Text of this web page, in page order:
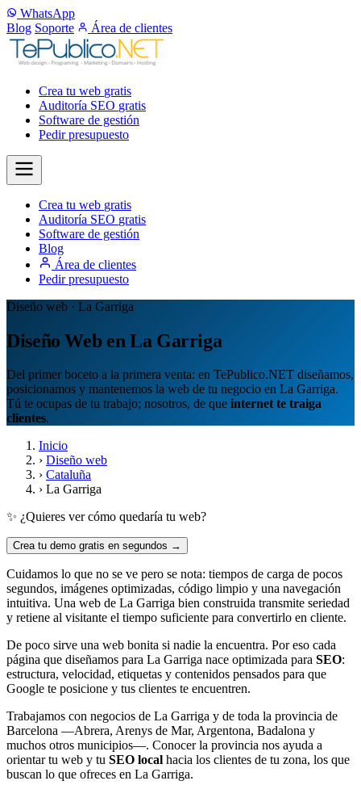
WhatsApp
Blog Soporte Área de clientes
Crea tu web gratis
Auditoría SEO gratis
Software de gestión
Pedir presupuesto
Crea tu web gratis
Auditoría SEO gratis
Software de gestión
Blog
Área de clientes
Pedir presupuesto
Diseño web · La Garriga
Diseño Web en La Garriga
Del primer boceto a la primera venta: en TePublico.NET diseñamos,
posicionamos y mantenemos la web de tu negocio en La Garriga.
Tú te ocupas de tu trabajo; nosotros, de que internet te traiga
clientes.
Inicio
› Diseño web
› Cataluña
› La Garriga
✨ ¿Quieres ver cómo quedaría tu web?
Crea tu demo gratis en segundos →
Cuidamos lo que no se ve pero se nota: tiempos de carga de pocos
segundos, imágenes optimizadas, código limpio y una navegación
intuitiva. Una web de La Garriga bien construida transmite seriedad
y retiene al visitante el tiempo suficiente para convertirlo en cliente.
De poco sirve una web bonita si nadie la encuentra. Por eso cada
página que diseñamos para La Garriga nace optimizada para SEO:
estructura, velocidad, etiquetas y contenidos pensados para que
Google te posicione y tus clientes te encuentren.
Trabajamos con negocios de La Garriga y de toda la provincia de
Barcelona —Abrera, Arenys de Mar, Argentona, Badalona y
muchos otros municipios—. Conocer la provincia nos ayuda a
orientar tu web y tu SEO local hacia los clientes de tu zona, los que
buscan lo que ofreces en La Garriga.